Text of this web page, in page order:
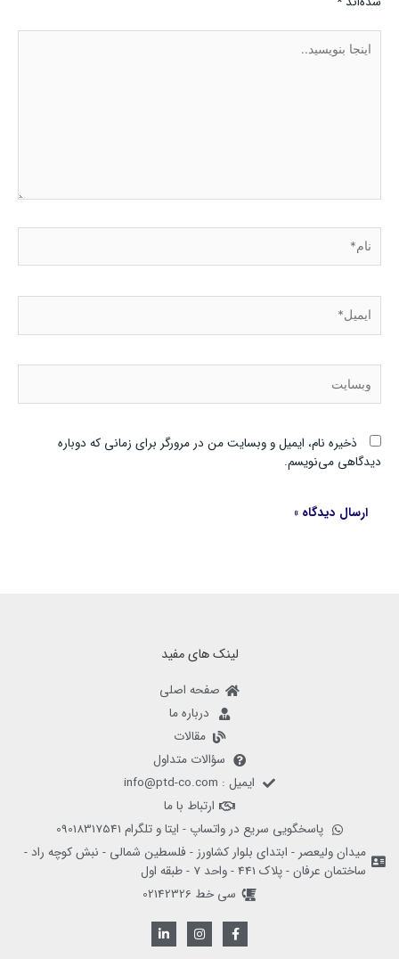
بنویسید..
ذخیره نام، ایمیل و وبسایت من در مرورگر برای زمانی که دوباره
دیدگاهی می‌نویسم.
لینک های مفید
صفحه اصلی
درباره ما
مقالات
سؤالات متداول
ایمیل : info@ptd-co.com
ارتباط با ما
پاسخگویی سریع در واتساپ - ایتا و تلگرام 09018317541
میدان ولیعصر - ابتدای بلوار کشاورز - فلسطین شمالی - نبش کوچه راد -
ساختمان عرفان - پلاک 441 - واحد 7 - طبقه اول
سی خط 02142326
F
a
c
I
n
s
L
i
n